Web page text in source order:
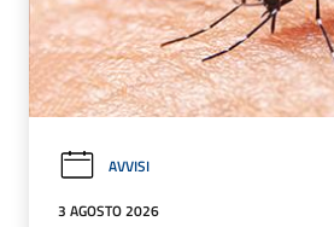
AVVISI
3 AGOSTO 2026